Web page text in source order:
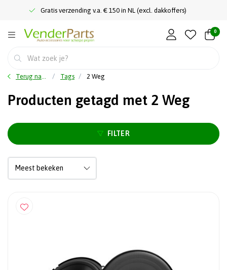
Gratis verzending v.a. € 150 in NL (excl. dakkoffers)
0
Terug naar home Tags 2 Weg
Producten getagd met 2 Weg
FILTER